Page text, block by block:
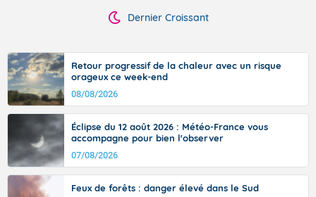
Dernier Croissant
Retour progressif de la chaleur avec un risque
orageux ce week-end
08/08/2026
Éclipse du 12 août 2026 : Météo-France vous
accompagne pour bien l'observer
07/08/2026
Feux de forêts : danger élevé dans le Sud